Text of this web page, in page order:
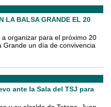
LA BALSA GRANDE EL 20
organizar para el próximo 20
Grande un día de convivencia
ante la Sala del TSJ para